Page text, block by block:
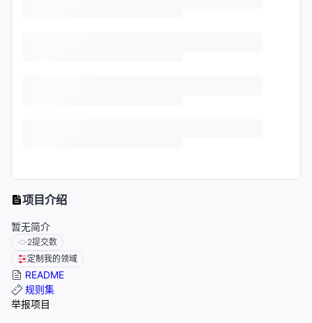
项目介绍
暂无简介
2提交数
定制我的领域
README
规则集
举报项目